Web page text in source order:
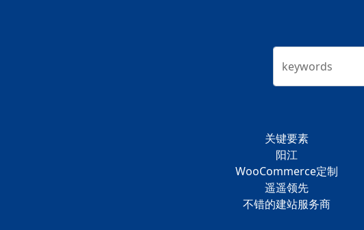
keywords
关键要素
阳江
WooCommerce定制
遥遥领先
不错的建站服务商